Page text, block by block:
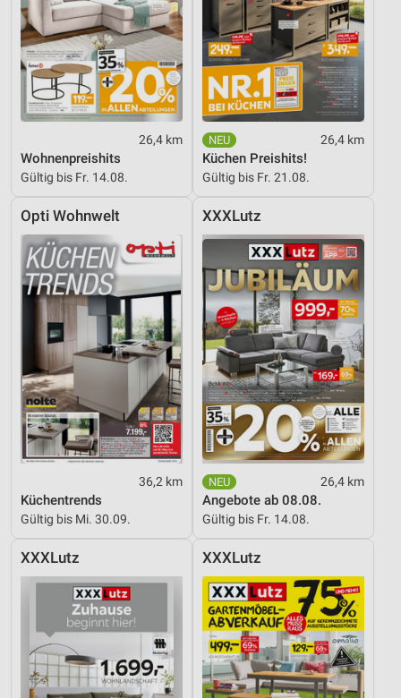
26,4 km
Wohnenpreishits
Gültig bis Fr. 14.08.
26,4 km
Küchen Preishits!
Gültig bis Fr. 21.08.
Opti Wohnwelt
36,2 km
Küchentrends
Gültig bis Mi. 30.09.
XXXLutz
26,4 km
Angebote ab 08.08.
Gültig bis Fr. 14.08.
XXXLutz XXXLutz